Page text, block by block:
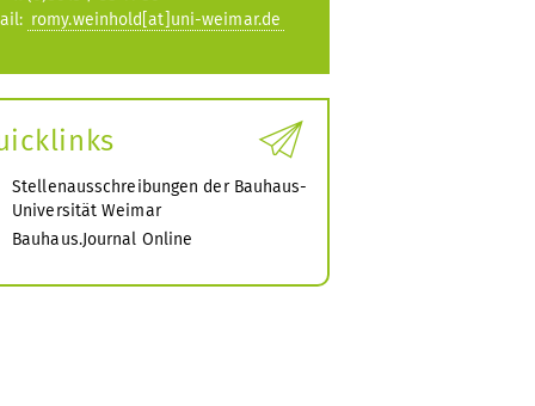
romy.weinhold[at]uni-weimar.de
Stellenausschreibungen der Bauhaus-
Universität Weimar
Bauhaus.Journal Online